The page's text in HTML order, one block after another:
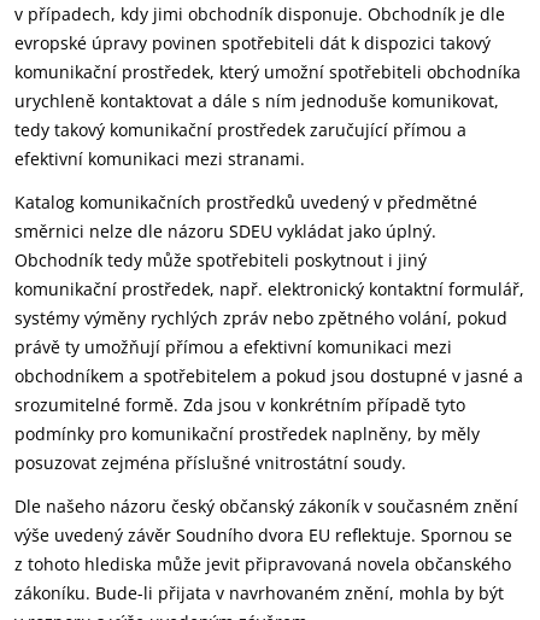
v případech, kdy jimi obchodník disponuje. Obchodník je dle
evropské úpravy povinen spotřebiteli dát k dispozici takový
komunikační prostředek, který umožní spotřebiteli obchodníka
urychleně kontaktovat a dále s ním jednoduše komunikovat,
tedy takový komunikační prostředek zaručující přímou a
efektivní komunikaci mezi stranami.
Katalog komunikačních prostředků uvedený v předmětné
směrnici nelze dle názoru SDEU vykládat jako úplný.
Obchodník tedy může spotřebiteli poskytnout i jiný
komunikační prostředek, např. elektronický kontaktní formulář,
systémy výměny rychlých zpráv nebo zpětného volání, pokud
právě ty umožňují přímou a efektivní komunikaci mezi
obchodníkem a spotřebitelem a pokud jsou dostupné v jasné a
srozumitelné formě. Zda jsou v konkrétním případě tyto
podmínky pro komunikační prostředek naplněny, by měly
posuzovat zejména příslušné vnitrostátní soudy.
Dle našeho názoru český občanský zákoník v současném znění
výše uvedený závěr Soudního dvora EU reflektuje. Spornou se
z tohoto hlediska může jevit připravovaná novela občanského
zákoníku. Bude-li přijata v navrhovaném znění, mohla by být